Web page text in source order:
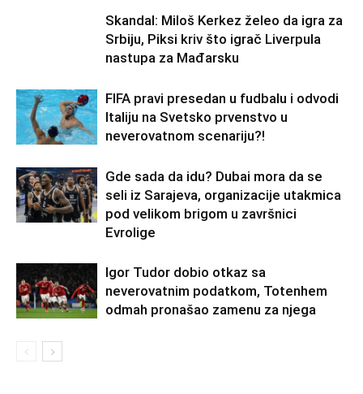
Skandal: Miloš Kerkez želeo da igra za
Srbiju, Piksi kriv što igrač Liverpula
nastupa za Mađarsku
FIFA pravi presedan u fudbalu i odvodi
Italiju na Svetsko prvenstvo u
neverovatnom scenariju?!
Gde sada da idu? Dubai mora da se
seli iz Sarajeva, organizacije utakmica
pod velikom brigom u završnici
Evrolige
Igor Tudor dobio otkaz sa
neverovatnim podatkom, Totenhem
odmah pronašao zamenu za njega